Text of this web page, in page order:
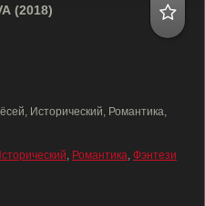
(2018)
Исторический, Романтика,
, Романтика, Фэнтези